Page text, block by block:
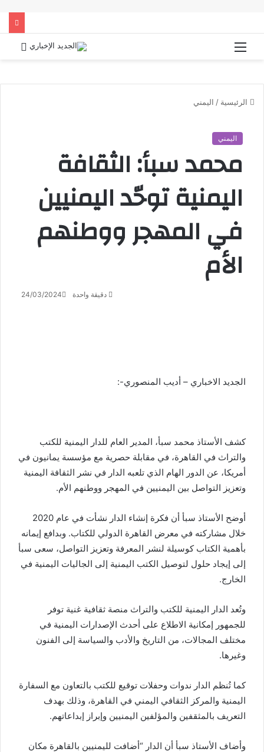
الرئيسية / اليمني
اليمني
محمد سبأ: الثقافة
اليمنية توحّد اليمنيين
في المهجر ووطنهم
الأم
24/03/2024 دقيقة واحدة
الجديد الاخباري – أديب المنصوري-:
كشف الأستاذ محمد سبأ، المدير العام للدار اليمنية للكتب
والتراث في القاهرة، في مقابلة حصرية مع مؤسسة يمانيون في
أمريكا، عن الدور الهام الذي تلعبه الدار في نشر الثقافة اليمنية
وتعزيز التواصل بين اليمنيين في المهجر ووطنهم الأم.
أوضح الأستاذ سبأ أن فكرة إنشاء الدار نشأت في عام 2020
خلال مشاركته في معرض القاهرة الدولي للكتاب. وبدافع إيمانه
بأهمية الكتاب كوسيلة لنشر المعرفة وتعزيز التواصل، سعى سبأ
إلى إيجاد حلول لتوصيل الكتب اليمنية إلى الجاليات اليمنية في
الخارج.
وتُعد الدار اليمنية للكتب والتراث منصة ثقافية غنية توفر
للجمهور إمكانية الاطلاع على أحدث الإصدارات اليمنية في
مختلف المجالات، من التاريخ والأدب والسياسة إلى الفنون
وغيرها.
كما تُنظم الدار ندوات وحفلات توقيع للكتب بالتعاون مع السفارة
اليمنية والمركز الثقافي اليمني في القاهرة، وذلك بهدف
التعريف بالمثقفين والمؤلفين اليمنيين وإبراز إبداعاتهم.
وأضاف الأستاذ سبأ أن الدار “أضافت لليمنيين بالقاهرة مكان